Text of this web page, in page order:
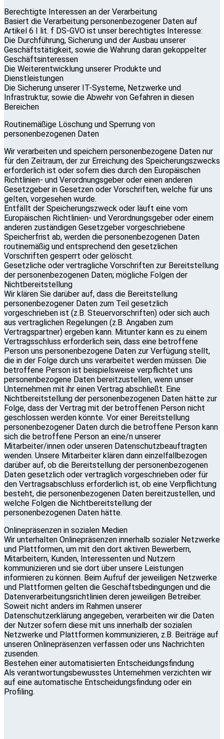
Berechtigte Interessen an der Verarbeitung
Basiert die Verarbeitung personenbezogener Daten auf
Artikel 6 I lit. f DS-GVO ist unser berechtigtes Interesse:
Die Durchführung, Sicherung und der Ausbau unserer
Geschäftstätigkeit, sowie die Wahrung daran gekoppelter
Geschäftsinteressen
Die Weiterentwicklung unserer Produkte und
Dienstleistungen
Die Sicherung unserer IT-Systeme, Netzwerke und
Infrastruktur, sowie die Abwehr von Gefahren in diesen
Bereichen
Routinemäßige Löschung und Sperrung von
personenbezogenen Daten
Wir verarbeiten und speichern personenbezogene Daten nur
für den Zeitraum, der zur Erreichung des Speicherungszwecks
erforderlich ist oder sofern dies durch den Europäischen
Richtlinien- und Verordnungsgeber oder einen anderen
Gesetzgeber in Gesetzen oder Vorschriften, welche für uns
gelten, vorgesehen wurde.
Entfällt der Speicherungszweck oder läuft eine vom
Europäischen Richtlinien- und Verordnungsgeber oder einem
anderen zuständigen Gesetzgeber vorgeschriebene
Speicherfrist ab, werden die personenbezogenen Daten
routinemäßig und entsprechend den gesetzlichen
Vorschriften gesperrt oder gelöscht.
Gesetzliche oder vertragliche Vorschriften zur Bereitstellung
der personenbezogenen Daten; mögliche Folgen der
Nichtbereitstellung
Wir klären Sie darüber auf, dass die Bereitstellung
personenbezogener Daten zum Teil gesetzlich
vorgeschrieben ist (z.B. Steuervorschriften) oder sich auch
aus vertraglichen Regelungen (z.B. Angaben zum
Vertragspartner) ergeben kann. Mitunter kann es zu einem
Vertragsschluss erforderlich sein, dass eine betroffene
Person uns personenbezogene Daten zur Verfügung stellt,
die in der Folge durch uns verarbeitet werden müssen. Die
betroffene Person ist beispielsweise verpflichtet uns
personenbezogene Daten bereitzustellen, wenn unser
Unternehmen mit ihr einen Vertrag abschließt. Eine
Nichtbereitstellung der personenbezogenen Daten hätte zur
Folge, dass der Vertrag mit der betroffenen Person nicht
geschlossen werden könnte. Vor einer Bereitstellung
personenbezogener Daten durch die betroffene Person kann
sich die betroffene Person an eine/n unserer
Mitarbeiter/innen oder unseren Datenschutzbeauftragten
wenden. Unsere Mitarbeiter klären dann einzelfallbezogen
darüber auf, ob die Bereitstellung der personenbezogenen
Daten gesetzlich oder vertraglich vorgeschrieben oder für
den Vertragsabschluss erforderlich ist, ob eine Verpflichtung
besteht, die personenbezogenen Daten bereitzustellen, und
welche Folgen die Nichtbereitstellung der
personenbezogenen Daten hätte.
Onlinepräsenzen in sozialen Medien
Wir unterhalten Onlinepräsenzen innerhalb sozialer Netzwerke
und Plattformen, um mit den dort aktiven Bewerbern,
Mitarbeitern, Kunden, Interessenten und Nutzern
kommunizieren und sie dort über unsere Leistungen
informieren zu können. Beim Aufruf der jeweiligen Netzwerke
und Plattformen gelten die Geschäftsbedingungen und die
Datenverarbeitungsrichtlinien deren jeweiligen Betreiber.
Soweit nicht anders im Rahmen unserer
Datenschutzerklärung angegeben, verarbeiten wir die Daten
der Nutzer sofern diese mit uns innerhalb der sozialen
Netzwerke und Plattformen kommunizieren, z.B. Beiträge auf
unseren Onlinepräsenzen verfassen oder uns Nachrichten
zusenden.
Bestehen einer automatisierten Entscheidungsfindung
Als verantwortungsbewusstes Unternehmen verzichten wir
auf eine automatische Entscheidungsfindung oder ein
Profiling.